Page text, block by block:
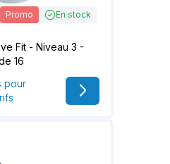
Promo En stock
Fit - Niveau 3 -
16
pour